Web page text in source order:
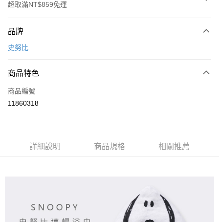
超取滿NT$859免運
信用卡一次付款
LINE Pay
Apple Pay
ATM付款
付款後全家取貨
品牌
史努比
商品特色
商品編號
11860318
詳細說明 商品規格 相關推薦